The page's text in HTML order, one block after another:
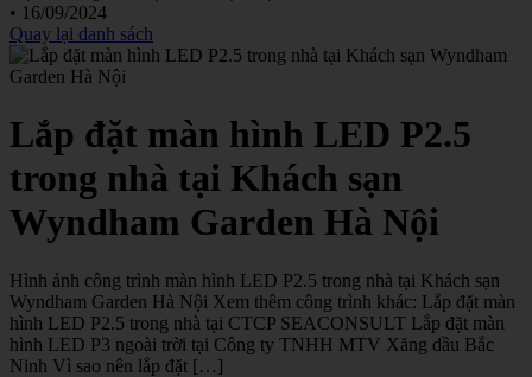
• 16/09/2024
Quay lại danh sách
Lắp đặt màn hình LED P2.5
trong nhà tại Khách sạn
Wyndham Garden Hà Nội
Hình ảnh công trình màn hình LED P2.5 trong nhà tại Khách sạn
Wyndham Garden Hà Nội Xem thêm công trình khác: Lắp đặt màn
hình LED P2.5 trong nhà tại CTCP SEACONSULT Lắp đặt màn
hình LED P3 ngoài trời tại Công ty TNHH MTV Xăng dầu Bắc
Ninh Vì sao nên lắp đặt […]